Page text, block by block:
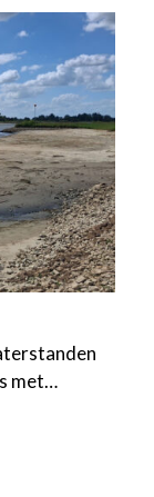
met…